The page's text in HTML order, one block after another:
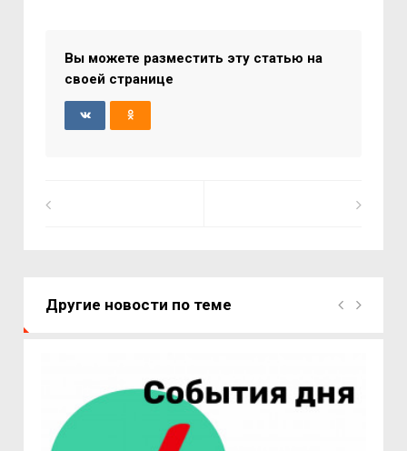
Вы можете разместить эту статью на
своей странице
Другие новости по теме